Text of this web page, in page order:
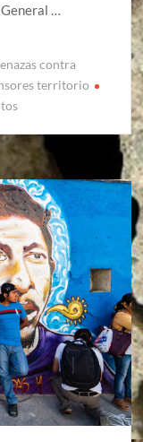
…
contra
territorio